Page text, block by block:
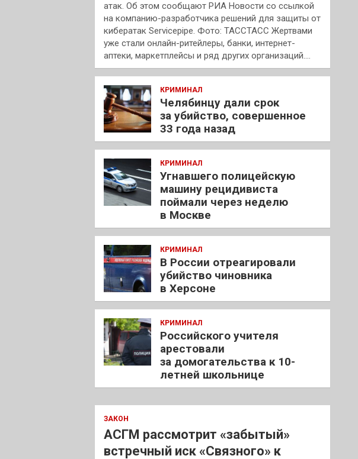
атак. Об этом сообщают РИА Новости со ссылкой
на компанию-разработчика решений для защиты от
кибератак Servicepipe. Фото: ТАССТАСС Жертвами
уже стали онлайн-ритейлеры, банки, интернет-
аптеки, маркетплейсы и ряд других организаций.…
КРИМИНАЛ
Челябинцу дали срок
за убийство, совершенное
33 года назад
КРИМИНАЛ
Угнавшего полицейскую
машину рецидивиста
поймали через неделю
в Москве
КРИМИНАЛ
В России отреагировали
убийство чиновника
в Херсоне
КРИМИНАЛ
Российского учителя
арестовали
за домогательства к 10-
летней школьнице
ЗАКОН
АСГМ рассмотрит «забытый»
встречный иск «Связного» к